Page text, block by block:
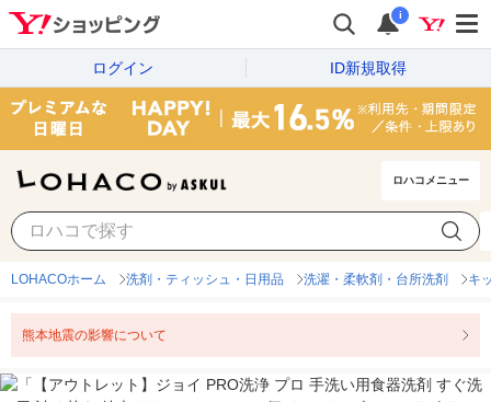
i
ログイン ID新規取得
ロハコメニュー
LOHACOホーム 洗剤・ティッシュ・日用品 洗濯・柔軟剤・台所洗剤 キ
熊本地震の影響について